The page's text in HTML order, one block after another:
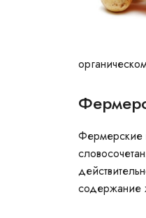
Фермерские
содержание